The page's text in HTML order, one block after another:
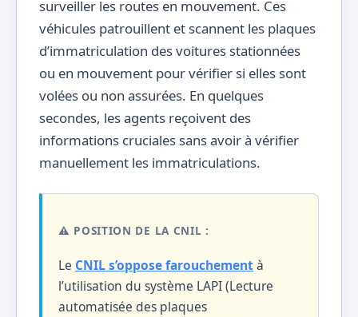
surveiller les routes en mouvement. Ces
véhicules patrouillent et scannent les plaques
d’immatriculation des voitures stationnées
ou en mouvement pour vérifier si elles sont
volées ou non assurées. En quelques
secondes, les agents reçoivent des
informations cruciales sans avoir à vérifier
manuellement les immatriculations.
⚠️ POSITION DE LA CNIL :
Le CNIL s’oppose farouchementà
l’utilisation du système LAPI (Lecture
automatisée des plaques